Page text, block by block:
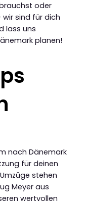
oder
wir sind für dich
lass uns
planen!
nach Dänemark
für deinen
stehen
Meyer aus
wertvollen